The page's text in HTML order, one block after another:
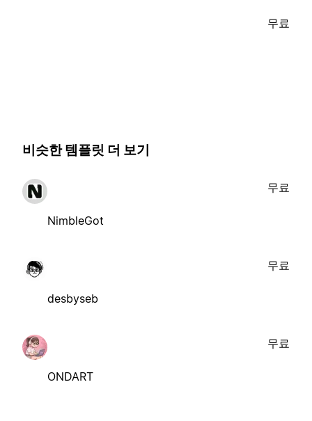
무료
비슷한 템플릿 더 보기
NimbleGot
무료
desbyseb
무료
ONDART
무료